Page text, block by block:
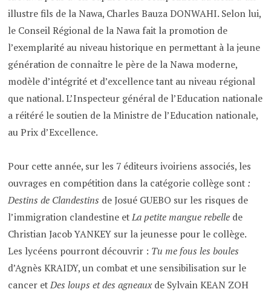
illustre fils de la Nawa, Charles Bauza DONWAHI. Selon lui,
le Conseil Régional de la Nawa fait la promotion de
l’exemplarité au niveau historique en permettant à la jeune
génération de connaître le père de la Nawa moderne,
modèle d’intégrité et d’excellence tant au niveau régional
que national. L’Inspecteur général de l’Education nationale
a réitéré le soutien de la Ministre de l’Education nationale,
au Prix d’Excellence.
Pour cette année, sur les 7 éditeurs ivoiriens associés, les
ouvrages en compétition dans la catégorie collège sont :
Destins de Clandestins de Josué GUEBO sur les risques de
l’immigration clandestine etLa petite mangue rebelle de
Christian Jacob YANKEY sur la jeunesse pour le collège.
Les lycéens pourront découvrir : Tu me fous les boules
d’Agnès KRAIDY, un combat et une sensibilisation sur le
cancer etDes loups et des agneauxde Sylvain KEAN ZOH